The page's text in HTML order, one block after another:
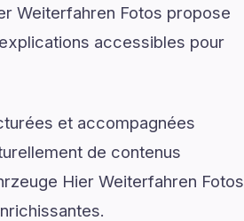
Weiterfahren Fotos propose
accessibles pour
et accompagnées
de contenus
Hier Weiterfahren Fotos